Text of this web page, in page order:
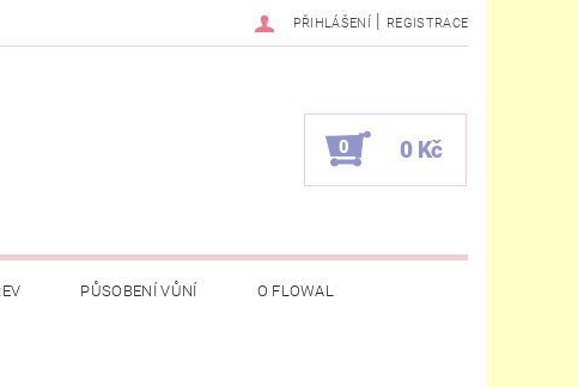
PŘIHLÁŠENÍ | REGISTRACE
0 0 Kč
PŮSOBENÍ VŮNÍ O FLOWAL